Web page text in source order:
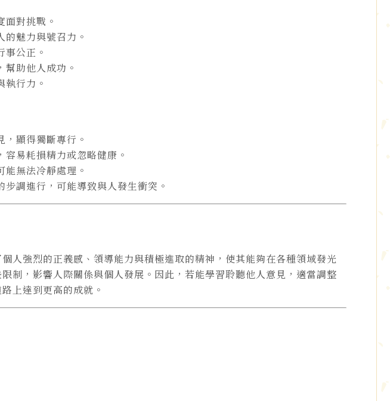
面對挑戰。
的魅力與號召力。
事公正。
幫助他人成功。
執行力。
，顯得獨斷專行。
容易耗損精力或忽略健康。
能無法冷靜處理。
步調進行，可能導致與人發生衝突。
人強烈的正義感、領導能力與積極進取的精神，使其能夠在各種領域發光
制，影響人際關係與個人發展。因此，若能學習聆聽他人意見，適當調整
上達到更高的成就。